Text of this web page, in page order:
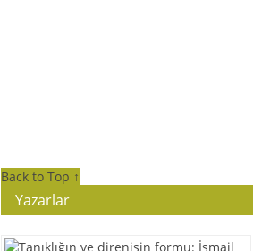
Back to Top ↑
Yazarlar